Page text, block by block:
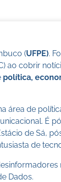
(UFPE).
ao cobrir
política,
área de
É
de Sá,
de
Dados.